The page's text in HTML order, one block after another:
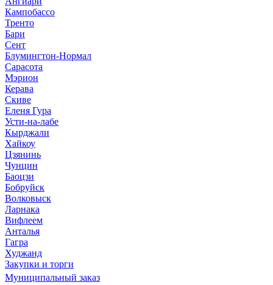
Кампобассо
Тренто
Бари
Сент
Блумингтон-Нормал
Сарасота
Мэрион
Керава
Скиве
Еленя Гура
Усти-на-лабе
Кырджали
Хайкоу
Цзянинь
Чунцин
Баоцзи
Бобруйск
Волковыск
Ларнака
Вифлеем
Анталья
Гагра
Худжанд
Закупки и торги
Муниципальный заказ